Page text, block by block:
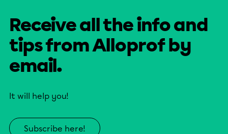
Receive all the info and
tips from Alloprof by
email.
It will help you!
Subscribe here!